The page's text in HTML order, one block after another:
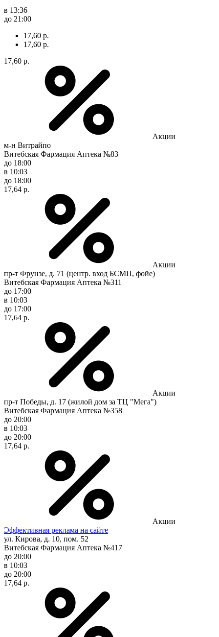
в 13:36
до 21:00
17,60 р.
17,60 р.
17,60 р.
Акции
м-н Витрайпо
Витебская Фармация Аптека №83
до 18:00
в 10:03
до 18:00
17,64 р.
Акции
пр-т Фрунзе, д. 71 (центр. вход БСМП, фойе)
Витебская Фармация Аптека №311
до 17:00
в 10:03
до 17:00
17,64 р.
Акции
пр-т Победы, д. 17 (жилой дом за ТЦ "Мега")
Витебская Фармация Аптека №358
до 20:00
в 10:03
до 20:00
17,64 р.
Акции
Эффективная реклама на сайте
ул. Кирова, д. 10, пом. 52
Витебская Фармация Аптека №417
до 20:00
в 10:03
до 20:00
17,64 р.